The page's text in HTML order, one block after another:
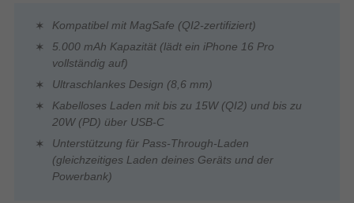
Kompatibel mit MagSafe (QI2-zertifiziert)
5.000 mAh Kapazität (lädt ein iPhone 16 Pro
vollständig auf)
Ultraschlankes Design (8,6 mm)
Kabelloses Laden mit bis zu 15W (QI2) und bis zu
20W (PD) über USB-C
Unterstützung für Pass-Through-Laden
(gleichzeitiges Laden deines Geräts und der
Powerbank)